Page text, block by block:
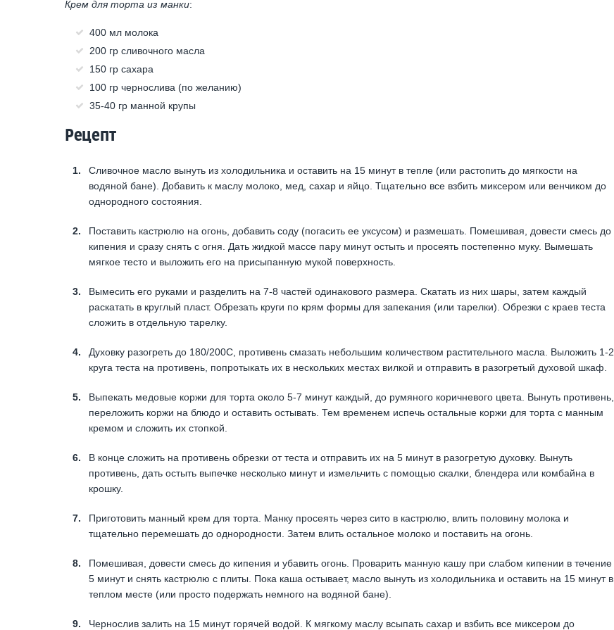
Крем для торта из манки:
400 мл молока
200 гр сливочного масла
150 гр сахара
100 гр чернослива (по желанию)
35-40 гр манной крупы
Рецепт
Сливочное масло вынуть из холодильника и оставить на 15 минут в тепле (или растопить до мягкости на
водяной бане). Добавить к маслу молоко, мед, сахар и яйцо. Тщательно все взбить миксером или венчиком до
однородного состояния.
Поставить кастрюлю на огонь, добавить соду (погасить ее уксусом) и размешать. Помешивая, довести смесь до
кипения и сразу снять с огня. Дать жидкой массе пару минут остыть и просеять постепенно муку. Вымешать
мягкое тесто и выложить его на присыпанную мукой поверхность.
Вымесить его руками и разделить на 7-8 частей одинакового размера. Скатать из них шары, затем каждый
раскатать в круглый пласт. Обрезать круги по крям формы для запекания (или тарелки). Обрезки с краев теста
сложить в отдельную тарелку.
Духовку разогреть до 180/200С, противень смазать небольшим количеством растительного масла. Выложить 1-2
круга теста на противень, попротыкать их в нескольких местах вилкой и отправить в разогретый духовой шкаф.
Выпекать медовые коржи для торта около 5-7 минут каждый, до румяного коричневого цвета. Вынуть противень,
переложить коржи на блюдо и оставить остывать. Тем временем испечь остальные коржи для торта с манным
кремом и сложить их стопкой.
В конце сложить на противень обрезки от теста и отправить их на 5 минут в разогретую духовку. Вынуть
противень, дать остыть выпечке несколько минут и измельчить с помощью скалки, блендера или комбайна в
крошку.
Приготовить манный крем для торта. Манку просеять через сито в кастрюлю, влить половину молока и
тщательно перемешать до однородности. Затем влить остальное молоко и поставить на огонь.
Помешивая, довести смесь до кипения и убавить огонь. Проварить манную кашу при слабом кипении в течение
5 минут и снять кастрюлю с плиты. Пока каша остывает, масло вынуть из холодильника и оставить на 15 минут в
теплом месте (или просто подержать немного на водяной бане).
Чернослив залить на 15 минут горячей водой. К мягкому маслу всыпать сахар и взбить все миксером до